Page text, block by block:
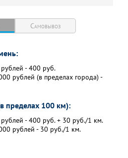
Самовывоз
- 400 руб.
рублей (в пределах города) -
пределах 100 км):
- 400 руб. + 30 руб./1 км.
рублей - 30 руб./1 км.